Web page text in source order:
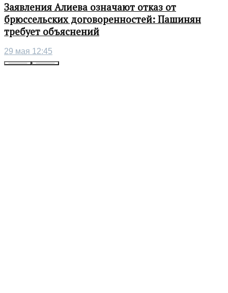
Заявления Алиева означают отказ от
брюссельских договоренностей: Пашинян
требует объяснений
29 мая 12:45